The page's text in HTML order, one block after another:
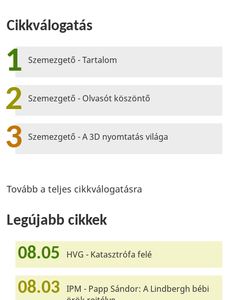
Cikkválogatás
1 Szemezgető - Tartalom
2 Szemezgető - Olvasót köszöntő
3 Szemezgető - A 3D nyomtatás világa
Tovább a teljes cikkválogatásra
Legújabb cikkek
08.05 HVG - Katasztrófa felé
08.03
IPM - Papp Sándor: A Lindbergh bébi